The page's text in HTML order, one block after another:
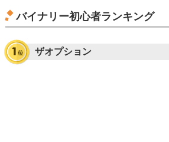
バイナリー初心者ランキング
ザオプション